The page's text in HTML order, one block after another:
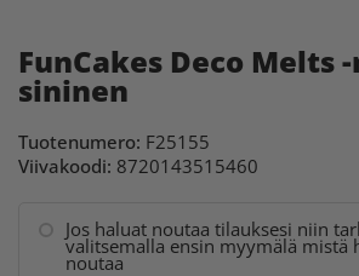
FunCakes Deco Melts
sininen
Tuotenumero: F25155
Viivakoodi: 8720143515460
Jos haluat noutaa tilauksesi niin
valitsemalla ensin myymälä mistä
noutaa